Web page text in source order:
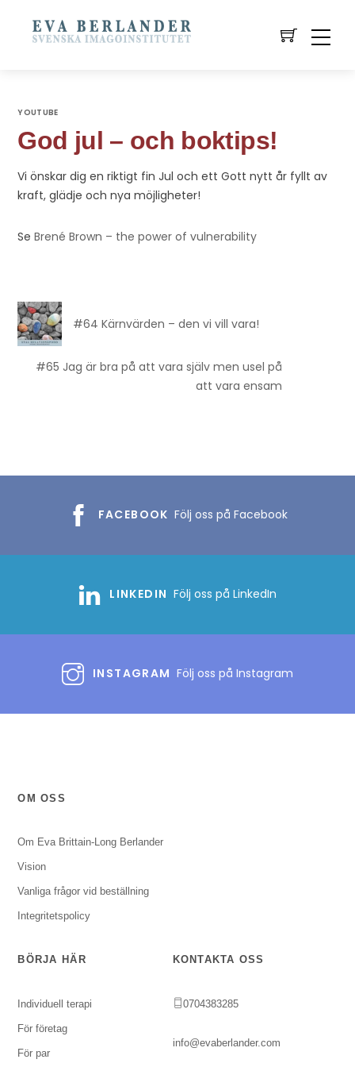
YOUTUBE
God jul – och boktips!
Vi önskar dig en riktigt fin Jul och ett Gott nytt år fyllt av
kraft, glädje och nya möjligheter!
SeBrené Brown – the power of vulnerability
#64 Kärnvärden – den vi vill vara!
#65 Jag är bra på att vara själv men usel på
att vara ensam
FACEBOOK Följ oss på Facebook
LINKEDIN Följ oss på LinkedIn
INSTAGRAM Följ oss på Instagram
OM OSS
Om Eva Brittain-Long Berlander
Vision
Vanliga frågor vid beställning
Integritetspolicy
BÖRJA HÄR
Individuell terapi
För företag
För par
KONTAKTA OSS
0704383285
info@evaberlander.com